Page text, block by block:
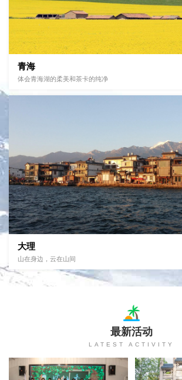
青海
体会青海湖的柔美和茶卡的纯净
大理
山在身边，云在山间
最新活动
LATEST ACTIVITY